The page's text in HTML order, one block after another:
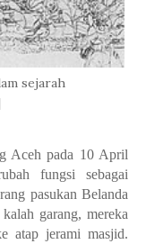
sejarah
Aceh pada 10 April
fungsi sebagai
pasukan Belanda
garang, mereka
atap jerami masjid.